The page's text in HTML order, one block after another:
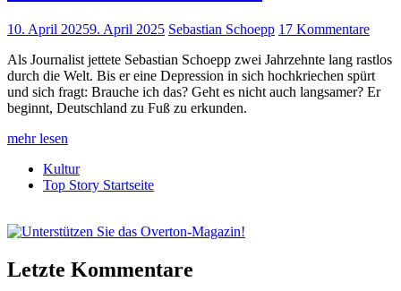
10. April 20259. April 2025 Sebastian Schoepp 17 Kommentare
Als Journalist jettete Sebastian Schoepp zwei Jahrzehnte lang rastlos
durch die Welt. Bis er eine Depression in sich hochkriechen spürt
und sich fragt: Brauche ich das? Geht es nicht auch langsamer? Er
beginnt, Deutschland zu Fuß zu erkunden.
mehr lesen
Kultur
Top Story Startseite
Letzte Kommentare